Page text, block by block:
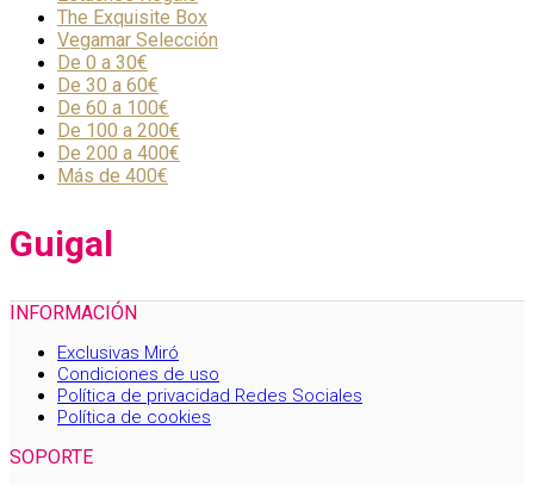
The Exquisite Box
Vegamar Selección
De 0 a 30€
De 30 a 60€
De 60 a 100€
De 100 a 200€
De 200 a 400€
Más de 400€
Guigal
INFORMACIÓN
Exclusivas Miró
Condiciones de uso
Política de privacidad Redes Sociales
Política de cookies
SOPORTE